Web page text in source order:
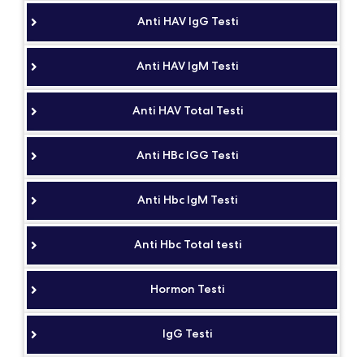
Anti HAV IgG Testi
Anti HAV IgM Testi
Anti HAV Total Testi
Anti HBc IGG Testi
Anti Hbc IgM Testi
Anti Hbc Total testi
Hormon Testi
IgG Testi